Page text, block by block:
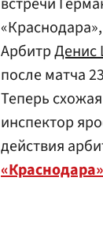
Арбитр
после матча
Теперь
инспектор
действия
«Краснодара»